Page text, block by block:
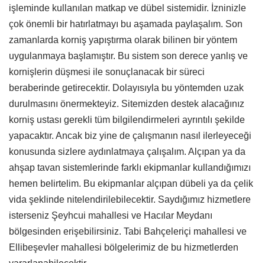
işleminde kullanılan matkap ve dübel sistemidir. İzninizle
çok önemli bir hatırlatmayı bu aşamada paylaşalım. Son
zamanlarda korniş yapıştırma olarak bilinen bir yöntem
uygulanmaya başlamıştır. Bu sistem son derece yanlış ve
kornişlerin düşmesi ile sonuçlanacak bir süreci
beraberinde getirecektir. Dolayısıyla bu yöntemden uzak
durulmasını önermekteyiz. Sitemizden destek alacağınız
korniş ustası gerekli tüm bilgilendirmeleri ayrıntılı şekilde
yapacaktır. Ancak biz yine de çalışmanın nasıl ilerleyeceği
konusunda sizlere aydınlatmaya çalışalım. Alçıpan ya da
ahşap tavan sistemlerinde farklı ekipmanlar kullandığımızı
hemen belirtelim. Bu ekipmanlar alçıpan dübeli ya da çelik
vida şeklinde nitelendirilebilecektir. Saydığımız hizmetlere
isterseniz Şeyhcui mahallesi ve Hacılar Meydanı
bölgesinden erişebilirsiniz. Tabi Bahçeleriçi mahallesi ve
Ellibeşevler mahallesi bölgelerimiz de bu hizmetlerden